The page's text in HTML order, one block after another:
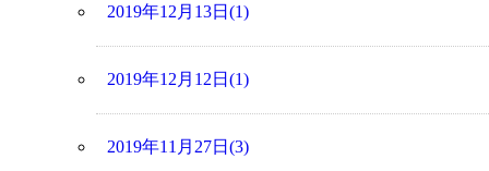
2019年12月13日(1)
2019年12月12日(1)
2019年11月27日(3)